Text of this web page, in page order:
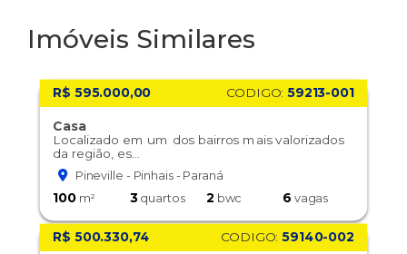
Imóveis Similares
R$ 595.000,00 CODIGO:59213-001
Casa
Localizado em um dos bairros mais valorizados
da região, es...
Pineville - Pinhais - Paraná
100m² 3quartos 2 bwc 6 vagas
R$ 500.330,74 CODIGO:59140-002